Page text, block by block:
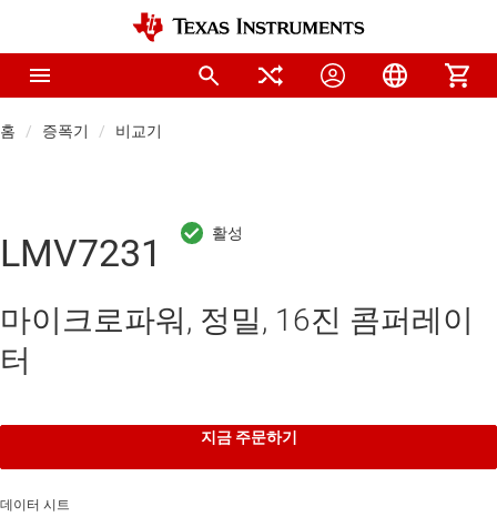
홈 증폭기 비교기
LMV7231
마이크로파워, 정밀, 16진 콤퍼레이
터
지금 주문하기
데이터 시트